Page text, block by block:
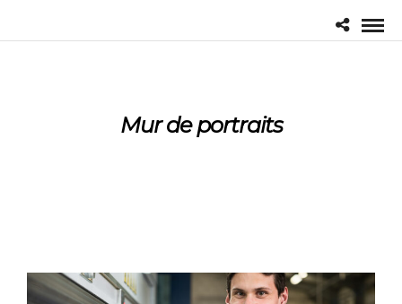
Mur de portraits